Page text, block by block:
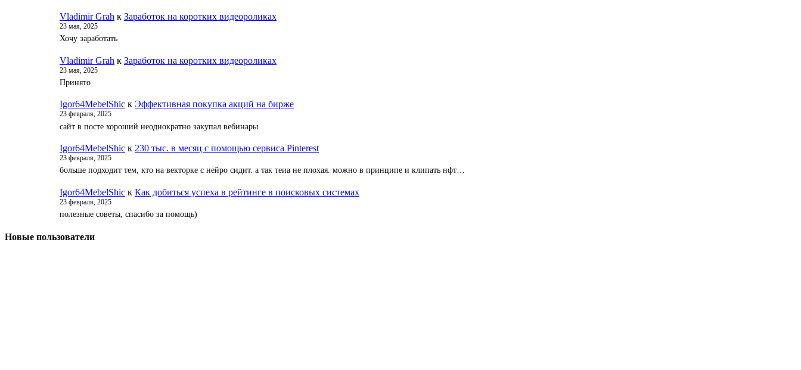
Vladimir Grah к Заработок на коротких видеороликах
23 мая, 2025
Хочу заработать
Vladimir Grah к Заработок на коротких видеороликах
23 мая, 2025
Принято
Igor64MebelShic к Эффективная покупка акций на бирже
23 февраля, 2025
сайт в посте хороший неоднократно закупал вебинары
Igor64MebelShic к 230 тыс. в месяц с помощью сервиса Pinterest
23 февраля, 2025
больше подходит тем, кто на векторке с нейро сидит. а так теиа не плохая. можно в принципе и клипать нфт…
Igor64MebelShic к Как добиться успеха в рейтинге в поисковых системах
23 февраля, 2025
полезные советы, спасибо за помощь)
Новые пользователи